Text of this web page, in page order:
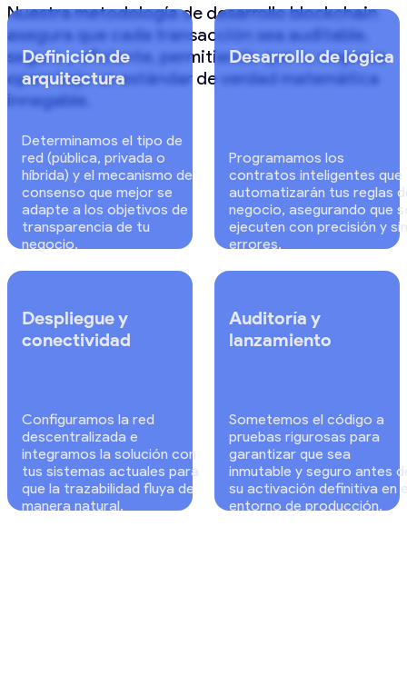
Nuestra metodología de desarrollo blockchain
asegura que cada transacción sea auditable,
segura y eficiente, permitiendo que tu empresa
opere bajo un estándar de verdad matemática
innegable.
Definición de
arquitectura
Determinamos el tipo de
red (pública, privada o
híbrida) y el mecanismo de
consenso que mejor se
adapte a los objetivos de
transparencia de tu
negocio.
Desarrollo de lógica
Programamos los
contratos inteligentes que
automatizarán tus reglas
negocio, asegurando que
ejecuten con precisión y sin
errores.
Despliegue y
conectividad
Configuramos la red
descentralizada e
integramos la solución con
tus sistemas actuales para
que la trazabilidad fluya de
manera natural.
Auditoría y
lanzamiento
Sometemos el código a
pruebas rigurosas para
garantizar que sea
inmutable y seguro antes
su activación definitiva en
entorno de producción.